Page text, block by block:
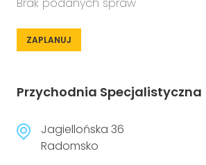
ZAPLANUJ
Przychodnia Specjalistyczna
Jagiellońska 36
Radomsko